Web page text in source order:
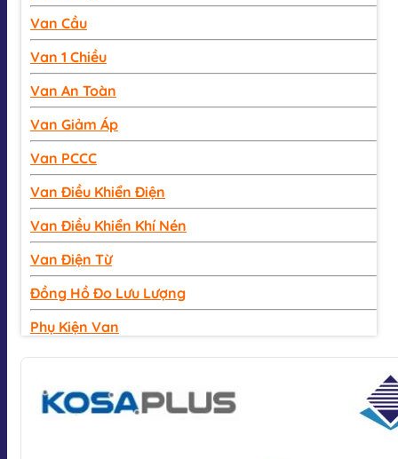
Van Cầu
Van 1 Chiều
Van An Toàn
Van Giảm Áp
Van PCCC
Van Điều Khiển Điện
Van Điều Khiển Khí Nén
Van Điện Từ
Đồng Hồ Đo Lưu Lượng
Phụ Kiện Van